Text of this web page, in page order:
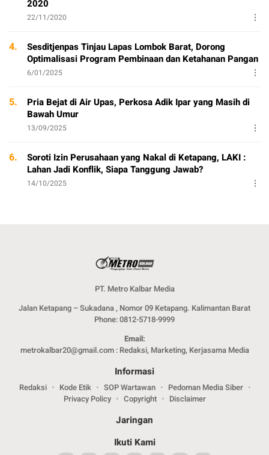
2020
22/11/2020
4.
Sesditjenpas Tinjau Lapas Lombok Barat, Dorong
Optimalisasi Program Pembinaan dan Ketahanan Pangan
6/01/2025
5.
Pria Bejat di Air Upas, Perkosa Adik Ipar yang Masih di
Bawah Umur
13/09/2025
6.
Soroti Izin Perusahaan yang Nakal di Ketapang, LAKI :
Lahan Jadi Konflik, Siapa Tanggung Jawab?
14/10/2025
PT. Metro Kalbar Media
Jalan Ketapang – Sukadana , Nomor 09 Ketapang. Kalimantan Barat
Phone: 0812-5718-9999
Email:
metrokalbar20@gmail.com : Redaksi, Marketing, Kerjasama Media
Informasi
Redaksi Kode Etik SOP Wartawan
Pedoman Media Siber
Privacy Policy
Copyright Disclaimer
Jaringan
Ikuti Kami